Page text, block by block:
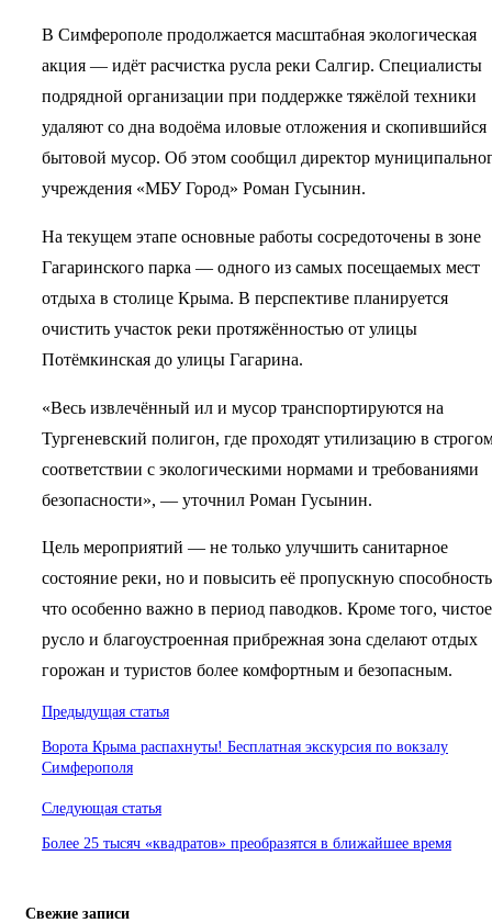
В Симферополе продолжается масштабная экологическая
акция — идёт расчистка русла реки Салгир. Специалисты
подрядной организации при поддержке тяжёлой техники
удаляют со дна водоёма иловые отложения и скопившийся
бытовой мусор. Об этом сообщил директор
учреждения «МБУ Город» Роман Гусынин.
На текущем этапе основные работы сосредоточены в зоне
Гагаринского парка — одного из самых посещаемых мест
отдыха в столице Крыма. В перспективе планируется
очистить участок реки протяжённостью от улицы
Потёмкинская до улицы Гагарина.
«Весь извлечённый ил и мусор транспортируются на
Тургеневский полигон, где проходят утилизацию в
соответствии с экологическими нормами и требованиями
безопасности», — уточнил Роман Гусынин.
Цель мероприятий — не только улучшить санитарное
состояние реки, но и повысить её пропускную
что особенно важно в период паводков. Кроме того, чистое
русло и благоустроенная прибрежная зона сделают отдых
горожан и туристов более комфортным и безопасным.
Навигация
по
записям
Предыдущая статья
Ворота Крыма распахнуты! Бесплатная экскурсия по вокзалу
Симферополя
Следующая статья
Более 25 тысяч «квадратов» преобразятся в ближайшее время
Свежие записи